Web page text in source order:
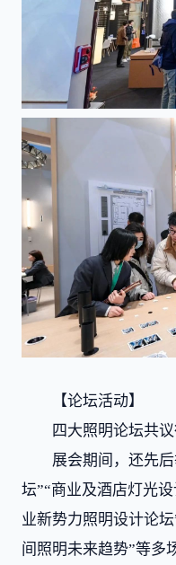
【论坛活动】
四大照明论坛共
展会期间，还先
坛”“商业及酒店灯光
业新势力照明设计论
间照明未来趋势”等多